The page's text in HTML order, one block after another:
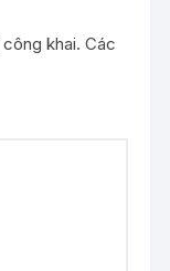
khai. Các